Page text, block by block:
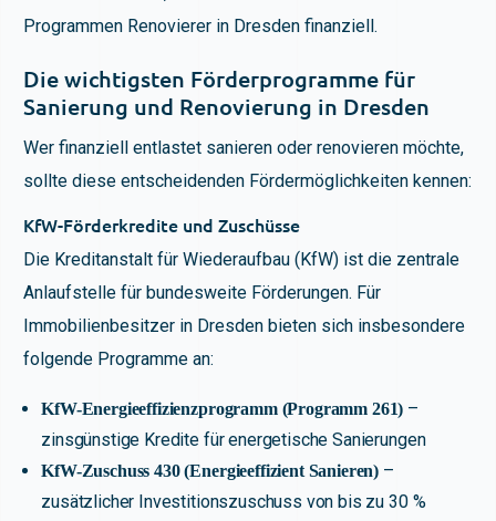
Programmen Renovierer in Dresden finanziell.
Die wichtigsten Förderprogramme für
Sanierung und Renovierung in Dresden
Wer finanziell entlastet sanieren oder renovieren möchte,
sollte diese entscheidenden Fördermöglichkeiten kennen:
KfW-Förderkredite und Zuschüsse
Die Kreditanstalt für Wiederaufbau (KfW) ist die zentrale
Anlaufstelle für bundesweite Förderungen. Für
Immobilienbesitzer in Dresden bieten sich insbesondere
folgende Programme an:
KfW-Energieeffizienzprogramm (Programm 261) –
zinsgünstige Kredite für energetische Sanierungen
KfW-Zuschuss 430 (Energieeffizient Sanieren) –
zusätzlicher Investitionszuschuss von bis zu 30 %